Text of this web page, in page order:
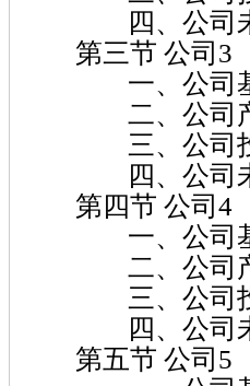
四、公司未
第三节 公司3
一、公司基
二、公司产
三、公司投
四、公司未
第四节 公司4
一、公司基
二、公司产
三、公司投
四、公司未
第五节 公司5